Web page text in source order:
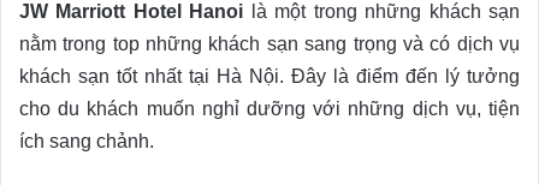
JW Marriott Hotel Hanoi là một trong những khách sạn
nằm trong top những khách sạn sang trọng và có dịch vụ
khách sạn tốt nhất tại Hà Nội. Đây là điểm đến lý tưởng
cho du khách muốn nghỉ dưỡng với những dịch vụ, tiện
ích sang chảnh.